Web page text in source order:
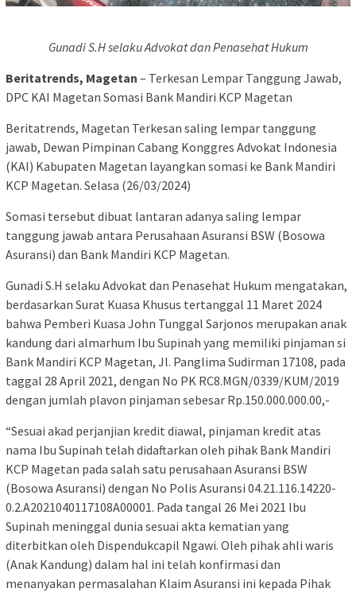
Gunadi S.H selaku Advokat dan Penasehat Hukum
Beritatrends, Magetan – Terkesan Lempar Tanggung Jawab,
DPC KAI Magetan Somasi Bank Mandiri KCP Magetan
Beritatrends, Magetan Terkesan saling lempar tanggung
jawab, Dewan Pimpinan Cabang Konggres Advokat Indonesia
(KAI) Kabupaten Magetan layangkan somasi ke Bank Mandiri
KCP Magetan. Selasa (26/03/2024)
Somasi tersebut dibuat lantaran adanya saling lempar
tanggung jawab antara Perusahaan Asuransi BSW (Bosowa
Asuransi) dan Bank Mandiri KCP Magetan.
Gunadi S.H selaku Advokat dan Penasehat Hukum mengatakan,
berdasarkan Surat Kuasa Khusus tertanggal 11 Maret 2024
bahwa Pemberi Kuasa John Tunggal Sarjonos merupakan anak
kandung dari almarhum Ibu Supinah yang memiliki pinjaman si
Bank Mandiri KCP Magetan, Jl. Panglima Sudirman 17108, pada
taggal 28 April 2021, dengan No PK RC8.MGN/0339/KUM/2019
dengan jumlah plavon pinjaman sebesar Rp.150.000.000.00,-
“Sesuai akad perjanjian kredit diawal, pinjaman kredit atas
nama Ibu Supinah telah didaftarkan oleh pihak Bank Mandiri
KCP Magetan pada salah satu perusahaan Asuransi BSW
(Bosowa Asuransi) dengan No Polis Asuransi 04.21.116.14220-
0.2.A2021040117108A00001. Pada tangal 26 Mei 2021 Ibu
Supinah meninggal dunia sesuai akta kematian yang
diterbitkan oleh Dispendukcapil Ngawi. Oleh pihak ahli waris
(Anak Kandung) dalam hal ini telah konfirmasi dan
menanyakan permasalahan Klaim Asuransi ini kepada Pihak